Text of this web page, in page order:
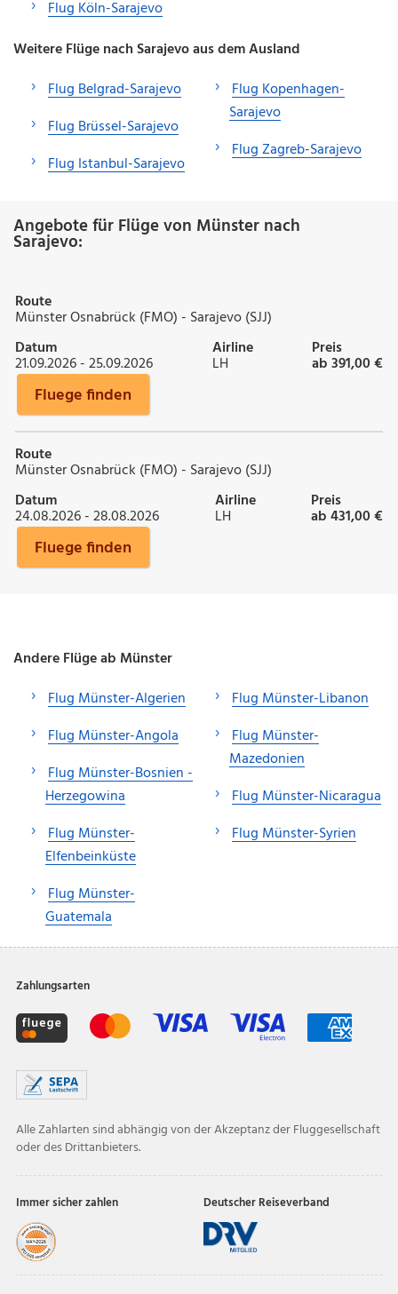
Flug Köln-Sarajevo
Weitere Flüge nach Sarajevo aus dem Ausland
Flug Belgrad-Sarajevo
Flug Brüssel-Sarajevo
Flug Istanbul-Sarajevo
Flug Kopenhagen-
Sarajevo
Flug Zagreb-Sarajevo
Angebote für Flüge von Münster nach
Sarajevo:
Route
Münster Osnabrück (FMO) - Sarajevo (SJJ)
Datum
21.09.2026 - 25.09.2026
Airline
LH
Preis
ab 391,00 €
Fluege finden
Route
Münster Osnabrück (FMO) - Sarajevo (SJJ)
Datum
24.08.2026 - 28.08.2026
Airline
LH
Preis
ab 431,00 €
Fluege finden
Andere Flüge ab Münster
Flug Münster-Algerien
Flug Münster-Angola
Flug Münster-Bosnien -
Herzegowina
Flug Münster-
Elfenbeinküste
Flug Münster-
Guatemala
Flug Münster-Libanon
Flug Münster-
Mazedonien
Flug Münster-Nicaragua
Flug Münster-Syrien